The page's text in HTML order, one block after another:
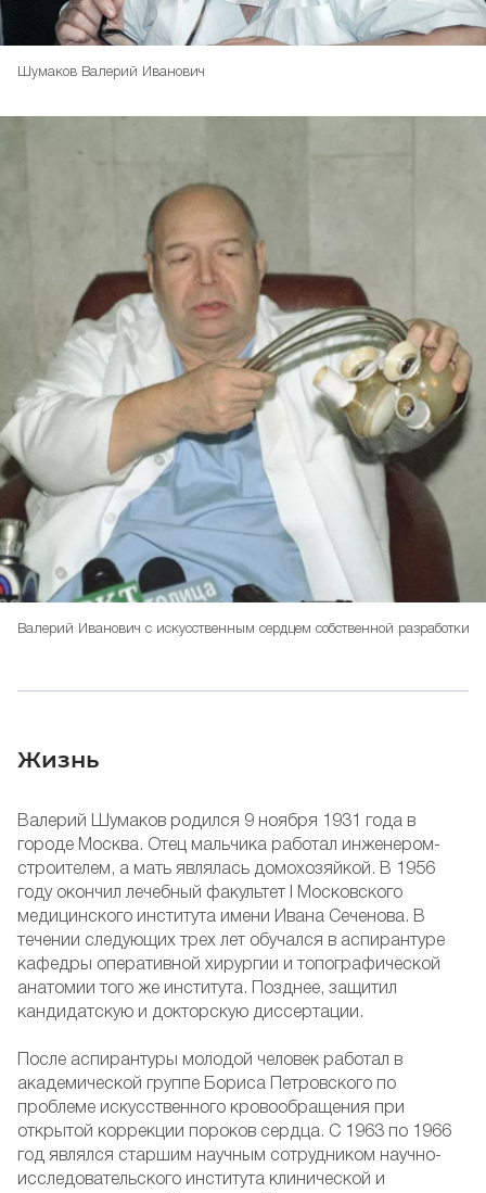
Шумаков Валерий Иванович
Валерий Иванович с искусственным сердцем собственной разработки
Жизнь
Валерий Шумаков родился 9 ноября 1931 года в
городе Москва. Отец мальчика работал инженером-
строителем, а мать являлась домохозяйкой. В 1956
году окончил лечебный факультет I Московского
медицинского института имени Ивана Сеченова. В
течении следующих трех лет обучался в аспирантуре
кафедры оперативной хирургии и топографической
анатомии того же института. Позднее, защитил
кандидатскую и докторскую диссертации.
После аспирантуры молодой человек работал в
академической группе Бориса Петровского по
проблеме искусственного кровообращения при
открытой коррекции пороков сердца. С 1963 по 1966
год являлся старшим научным сотрудником научно-
исследовательского института клинической и